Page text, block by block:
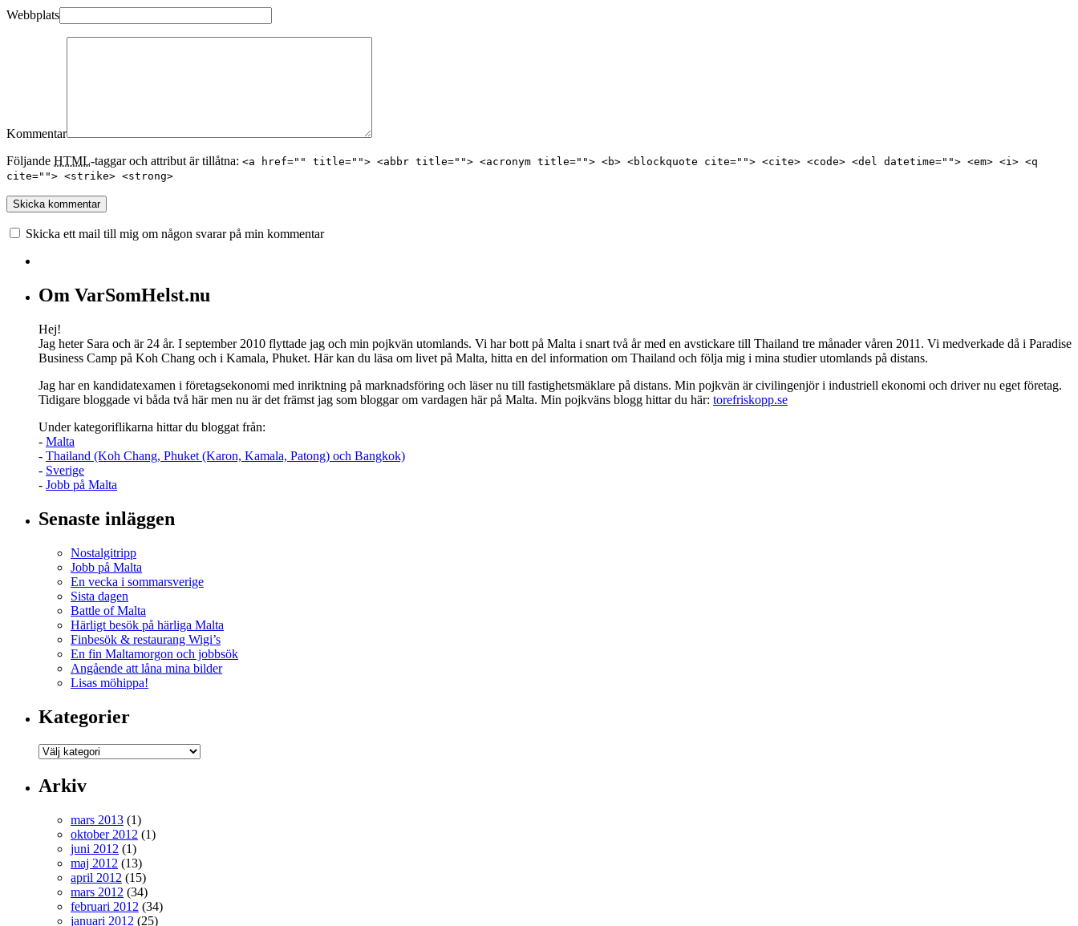
Webbplats
Kommentar
Följande HTML-taggar och attribut är tillåtna: <a href="" title=""> <abbr title=""> <acronym title=""> <b> <blockquote cite=""> <cite> <code> <del datetime=""> <em> <i> <q
cite=""> <strike> <strong>
Skicka ett mail till mig om någon svarar på min kommentar
Om VarSomHelst.nu
Hej!
Jag heter Sara och är 24 år. I september 2010 flyttade jag och min pojkvän utomlands. Vi har bott på Malta i snart två år med en avstickare till Thailand tre månader våren 2011. Vi medverkade då i Paradise
Business Camp på Koh Chang och i Kamala, Phuket. Här kan du läsa om livet på Malta, hitta en del information om Thailand och följa mig i mina studier utomlands på distans.
Jag har en kandidatexamen i företagsekonomi med inriktning på marknadsföring och läser nu till fastighetsmäklare på distans. Min pojkvän är civilingenjör i industriell ekonomi och driver nu eget företag.
Tidigare bloggade vi båda två här men nu är det främst jag som bloggar om vardagen här på Malta. Min pojkväns blogg hittar du här: torefriskopp.se
Under kategoriflikarna hittar du bloggat från:
- Malta
- Thailand (Koh Chang, Phuket (Karon, Kamala, Patong) och Bangkok)
- Sverige
- Jobb på Malta
Senaste inläggen
Nostalgitripp
Jobb på Malta
En vecka i sommarsverige
Sista dagen
Battle of Malta
Härligt besök på härliga Malta
Finbesök & restaurang Wigi’s
En fin Maltamorgon och jobbsök
Angående att låna mina bilder
Lisas möhippa!
Kategorier
Arkiv
mars 2013 (1)
oktober 2012 (1)
juni 2012 (1)
maj 2012 (13)
april 2012 (15)
mars 2012 (34)
februari 2012 (34)
januari 2012 (25)